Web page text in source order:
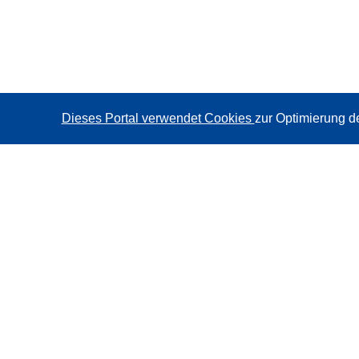
Dieses Portal verwendet Cookies zur Optimierung